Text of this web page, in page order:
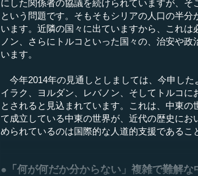
にした関係者の協議を続けられていますが、
という問題です。そもそもシリアの人口の半
います。近隣の国々に出ていますから、これ
ノン、さらにトルコといった国々の、治安や
います。
今年2014年の見通しとしましては、今申した
イラク、ヨルダン、レバノン、そしてトルコ
とされると見込まれています。これは、中東
て成立している中東の世界が、近代の歴史に
められているのは国際的な人道的支援であるこ
●「何が何だか分からない」複雑で難解な